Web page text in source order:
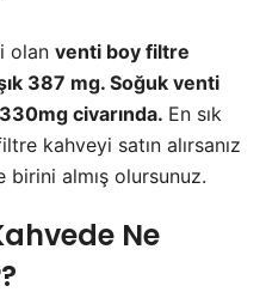
olan venti boy filtre
387 mg. Soğuk venti
civarında. En sık
kahveyi satın alırsanız
almış olursunuz.
Ne